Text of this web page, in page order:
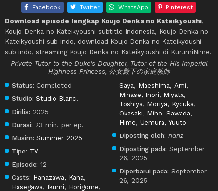
Facebook Twitter WhatsApp Pinterest
Download episode lengkap Koujo Denka no Kateikyoushi,
Koujo Denka no Kateikyoushi subtitle Indonesia, Koujo Denka no
Kateikyoushi sub indo, download Koujo Denka no Kateikyoushi
sub indo, streaming Koujo Denka no Kateikyoushi di KurumiNime.
Private Tutor to the Duke's Daughter, Tutor of the His Imperial
Highness Princess, 公女殿下の家庭教師
Status: Completed
Studio: Studio Blanc.
Dirilis: 2025
Durasi: 23 min. per ep.
Musim: Summer 2025
Tipe: TV
Episode: 12
Casts: Hanazawa, Kana,
Hasegawa, Ikumi, Horigome,
Saya, Maeshima, Ami,
Minase, Inori, Miyata,
Toshiya, Moriya, Kyouka,
Okasaki, Miho,Sawada,
Hime,Uemura, Yuuto
Diposting oleh: nanz
Diposting pada: September
26, 2025
Diperbarui pada: September
26, 2025